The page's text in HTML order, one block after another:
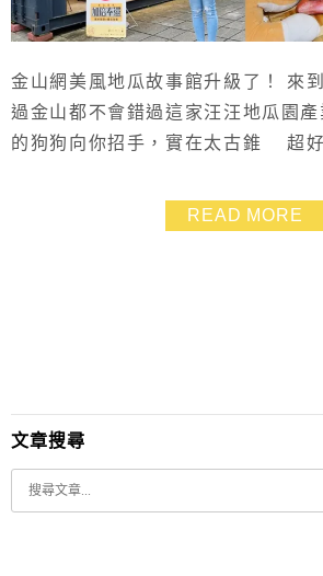
金山網美風地瓜故事館升級了！ 來
過金山都不會錯過這家汪汪地瓜園
的狗狗向你招手，實在太古錐 超好
手禮 還有好吃的碳烤地瓜，很香甜
提供巨型地瓜給大家當道具，很有
READ MORE
文章搜尋